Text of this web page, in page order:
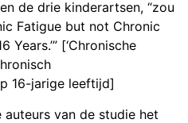
de drie kinderartsen, “zou
Fatigue but not Chronic
Years.’” [‘Chronische
16-jarige leeftijd]
van de studie het